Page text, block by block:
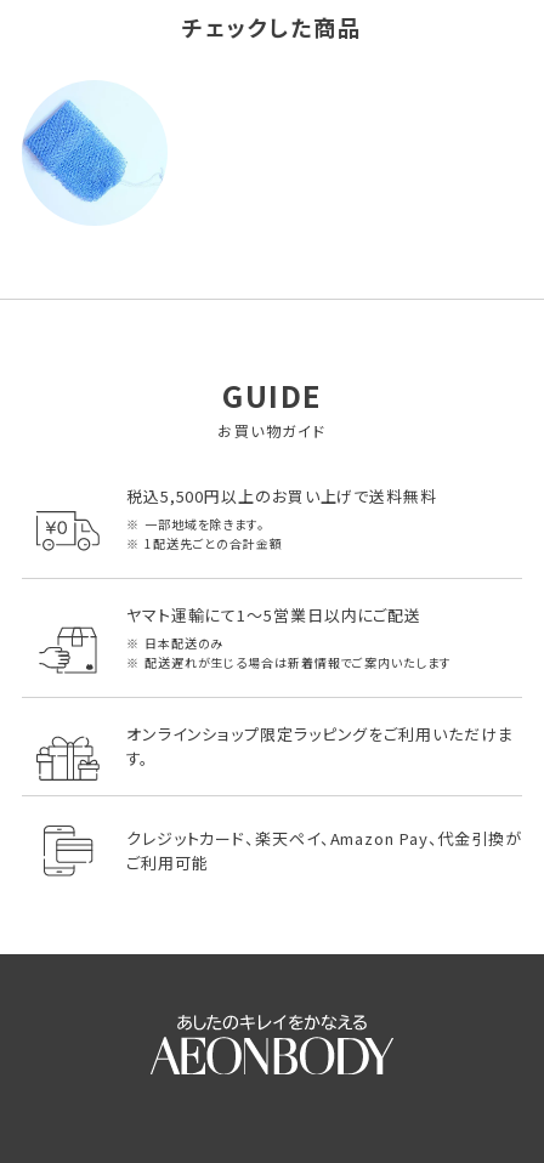
チェックした商品
GUIDE
お買い物ガイド
税込5,500円以上のお買い上げで送料無料
一部地域を除きます。
1配送先ごとの合計金額
ヤマト運輸にて1～5営業日以内にご配送
日本配送のみ
配送遅れが生じる場合は新着情報でご案内いたします
オンラインショップ限定ラッピングをご利用いただけま
す。
クレジットカード、楽天ペイ、Amazon Pay、代金引換が
ご利用可能